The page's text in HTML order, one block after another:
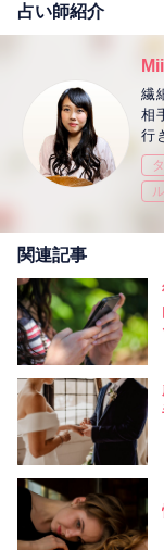
占い師紹介
繊
相
行
関連記事